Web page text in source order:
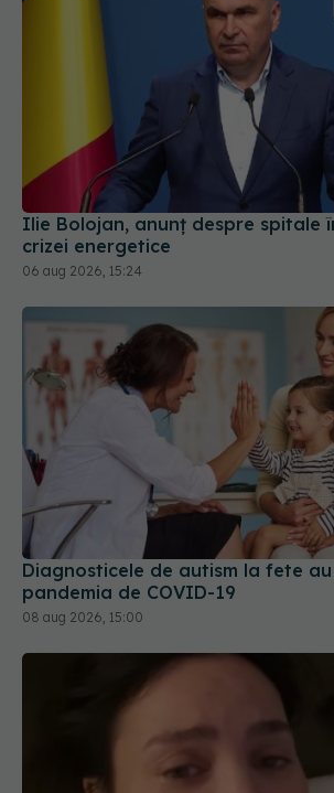
Ilie Bolojan, anunț despre spitale
crizei energetice
06 aug 2026, 15:24
Diagnosticele de autism la fete
pandemia de COVID-19
08 aug 2026, 15:00